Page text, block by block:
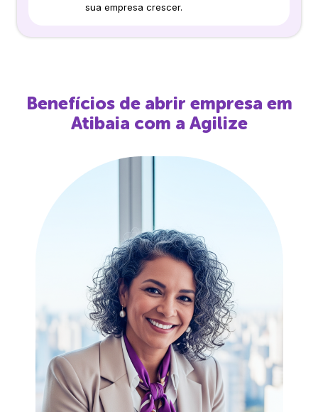
sua empresa crescer.
Benefícios de abrir empresa em
Atibaia com a Agilize